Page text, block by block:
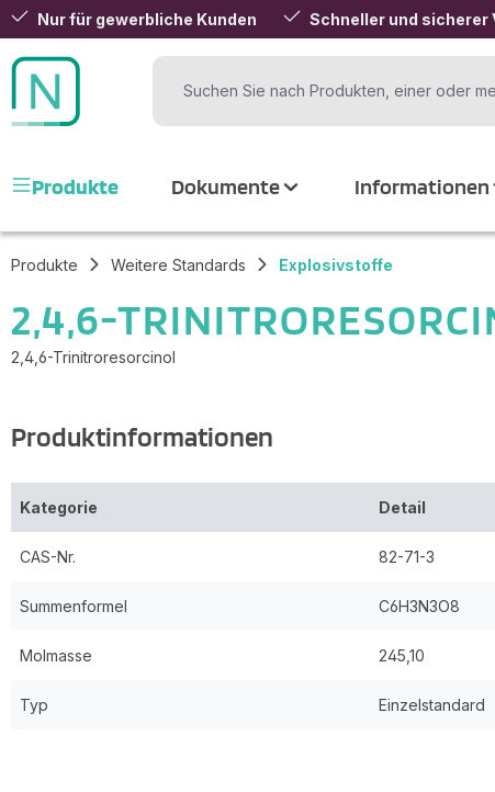
Hauptinhalt springen
Zur Suche springen
Zur Hauptnavigation springen
Nur für gewerbliche Kunden Schneller und sicherer
Produkte Dokumente Informationen
Produkte Weitere Standards Explosivstoffe
2,4,6-
2,4,6-Trinitroresorcinol
Produktinformationen
Kategorie Detail
CAS-Nr. 82-71-3
Summenformel C6H3N3O8
Molmasse 245,10
Typ Einzelstandard